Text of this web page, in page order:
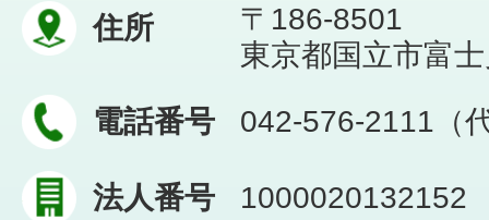
住所
〒186-8501
東京都国立市富
電話番号
042-576-2111（
法人番号 1000020132152